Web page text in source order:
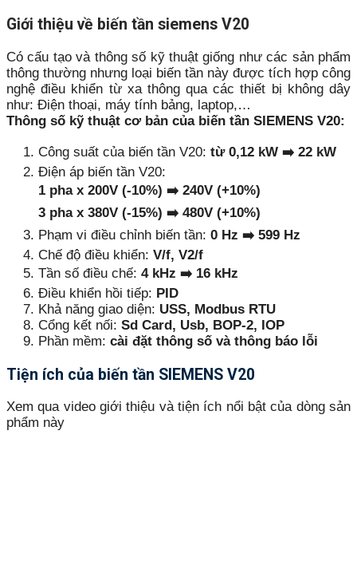
Giới thiệu về biến tần siemens V20
Có cấu tạo và thông số kỹ thuật giống như các sản phẩm
thông thường nhưng loại biến tần này được tích hợp công
nghệ điều khiển từ xa thông qua các thiết bị không dây
như: Điện thoại, máy tính bảng, laptop,…
Thông số kỹ thuật cơ bản của biến tần SIEMENS V20:
Công suất của biến tần V20: từ 0,12 kW ➡️ 22 kW
Điện áp biến tần V20:
1 pha x 200V (-10%) ➡️ 240V (+10%)
3 pha x 380V (-15%) ➡️ 480V (+10%)
Phạm vi điều chỉnh biến tần: 0 Hz ➡️ 599 Hz
Chế độ điều khiển: V/f, V2/f
Tần số điều chế: 4 kHz ➡️ 16 kHz
Điều khiển hồi tiếp: PID
Khả năng giao diện: USS, Modbus RTU
Cổng kết nối: Sd Card, Usb, BOP-2, IOP
Phần mềm: cài đặt thông số và thông báo lỗi
Tiện ích của biến tần SIEMENS V20
Xem qua video giới thiệu và tiện ích nổi bật của dòng sản
phẩm này